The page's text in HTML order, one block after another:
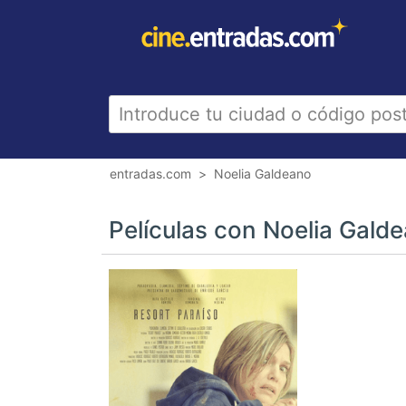
entradas.com Noelia Galdeano
Películas con Noelia